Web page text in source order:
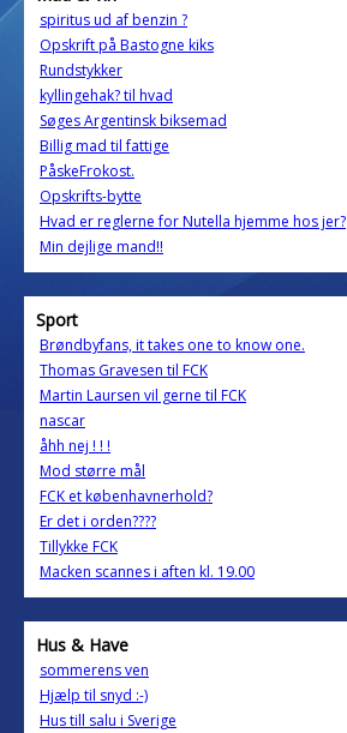
spiritus ud af benzin ?
Opskrift på Bastogne kiks
Rundstykker
kyllingehak? til hvad
Søges Argentinsk biksemad
Billig mad til fattige
PåskeFrokost.
Opskrifts-bytte
Hvad er reglerne for Nutella hjemme hos jer?
Min dejlige mand!!
Sport
Brøndbyfans, it takes one to know one.
Thomas Gravesen til FCK
Martin Laursen vil gerne til FCK
nascar
åhh nej ! ! !
Mod større mål
FCK et københavnerhold?
Er det i orden????
Tillykke FCK
Macken scannes i aften kl. 19.00
Hus & Have
sommerens ven
Hjælp til snyd :-)
Hus till salu i Sverige